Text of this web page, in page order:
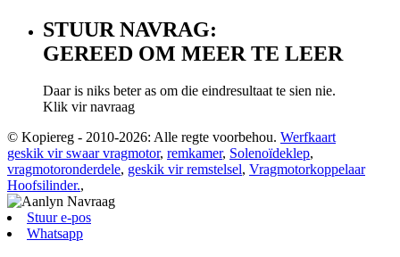
STUUR NAVRAG:
GEREED OM MEER TE LEER
Daar is niks beter as om die eindresultaat te sien nie.
Klik vir navraag
© Kopiereg - 2010-2026: Alle regte voorbehou. Werfkaart
geskik vir swaar vragmotor, remkamer, Solenoïdeklep,
vragmotoronderdele, geskik vir remstelsel, Vragmotorkoppelaar
Hoofsilinder.,
Stuur e-pos
Whatsapp